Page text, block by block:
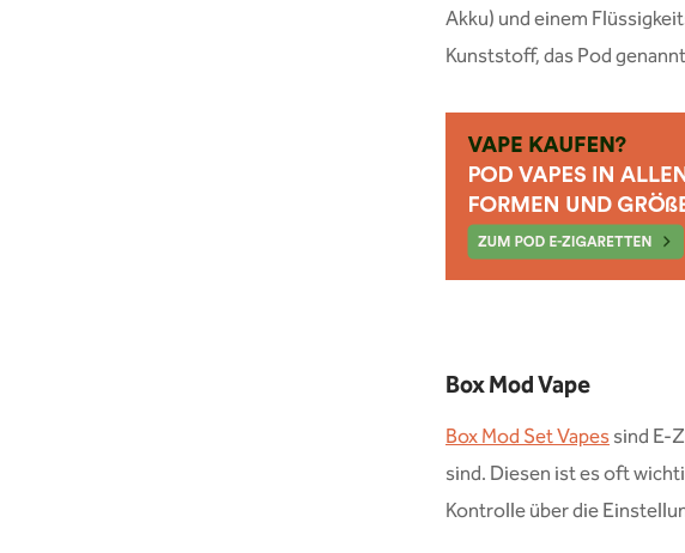
Akku) und einem
Kunststoff, das Pod
Box Mod Vape
Box Mod Set Vapessind E-
sind. Diesen ist es oft
Kontrolle über die